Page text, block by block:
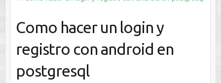
Como hacer un login y
registro con android en
postgresql